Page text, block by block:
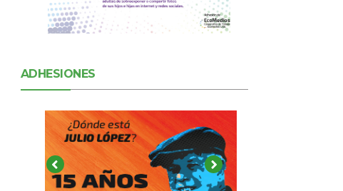
ADHESIONES